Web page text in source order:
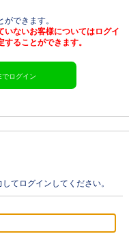
できます。
いないお客様についてはログイ
ることができます。
でログイン
てログインしてください。